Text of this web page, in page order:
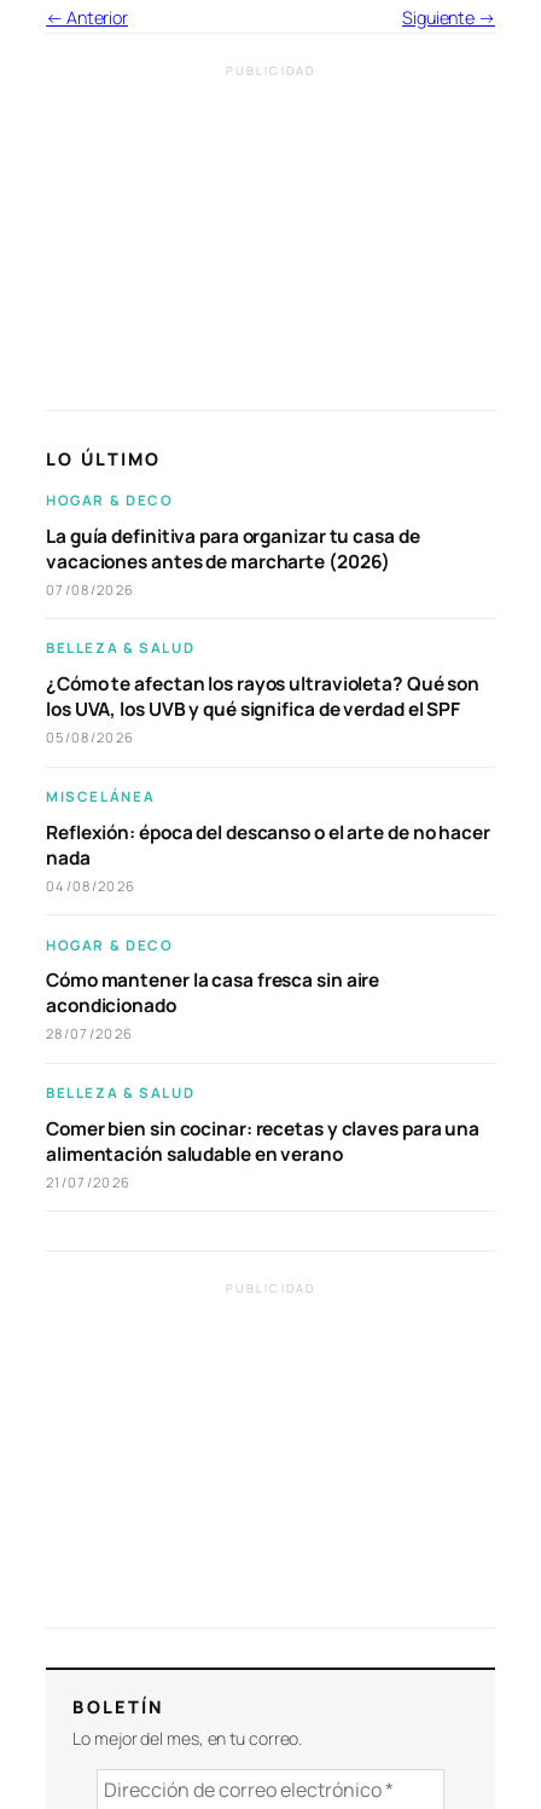
← Anterior Siguiente →
PUBLICIDAD
LO ÚLTIMO
HOGAR & DECO
La guía definitiva para organizar tu casa de
vacaciones antes de marcharte (2026)
07/08/2026
BELLEZA & SALUD
¿Cómo te afectan los rayos ultravioleta? Qué son
los UVA, los UVB y qué significa de verdad el SPF
05/08/2026
MISCELÁNEA
Reflexión: época del descanso o el arte de no hacer
nada
04/08/2026
HOGAR & DECO
Cómo mantener la casa fresca sin aire
acondicionado
28/07/2026
BELLEZA & SALUD
Comer bien sin cocinar: recetas y claves para una
alimentación saludable en verano
21/07/2026
PUBLICIDAD
BOLETÍN
Lo mejor del mes, en tu correo.